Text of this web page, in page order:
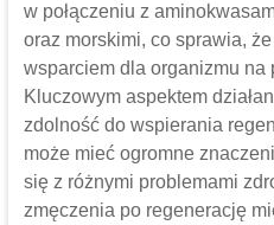
w połączeniu z
oraz morskimi, co sprawia,
wsparciem dla organizmu na
Kluczowym aspektem
zdolność do wspierania
może mieć ogromne
się z różnymi problemami
zmęczenia po regenerację